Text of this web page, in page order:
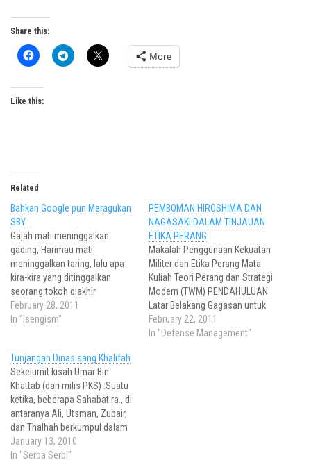
Share this:
More
Like this:
Related
Bahkan Google pun Meragukan
SBY
Gajah mati meninggalkan
gading, Harimau mati
meninggalkan taring, lalu apa
kira-kira yang ditinggalkan
seorang tokoh diakhir
hidupnya? Pilihannya mungkin
ada dua, bisa nama baik atau
bicara ngawur dan kelewatan,
tapi apa yang saya tulis ini bisa
menjadi refleksi kita, goresan
macam apakah yang kita…
February 28, 2011
In "Isengism"
PEMBOMAN HIROSHIMA DAN
NAGASAKI DALAM TINJAUAN
ETIKA PERANG
Makalah Penggunaan Kekuatan
Militer dan Etika Perang Mata
Kuliah Teori Perang dan Strategi
Modern (TWM) PENDAHULUAN
Latar Belakang Gagasan untuk
membatasi dampak
kehancuran akibat perang telah
February 22, 2011
In "Defense Management"
Tunjangan Dinas sang Khalifah
Sekelumit kisah Umar Bin
Khattab (dari milis PKS) :Suatu
ketika, beberapa Sahabat ra., di
antaranya Ali, Utsman, Zubair,
dan Thalhah berkumpul dalam
suatu majelis untuk
membincangkan usulan agar
January 13, 2010
In "Serba Serbi"